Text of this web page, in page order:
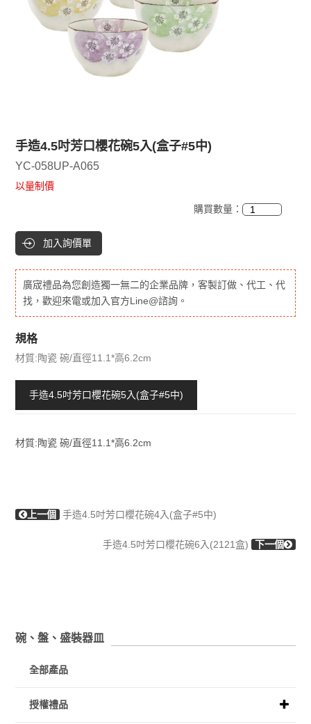
手造4.5吋芳口櫻花碗5入(盒子#5中)
YC-058UP-A065
以量制價
購買數量：
加入詢價單
廣宬禮品為您創造獨一無二的企業品牌，客製訂做、代工、代
找，歡迎來電或加入官方Line@諮詢。
規格
材質:陶瓷 碗/直徑11.1*高6.2cm
手造4.5吋芳口櫻花碗5入(盒子#5中)
材質:陶瓷 碗/直徑11.1*高6.2cm
上一個 手造4.5吋芳口櫻花碗4入(盒子#5中)
手造4.5吋芳口櫻花碗6入(2121盒) 下一個
碗、盤、盛裝器皿
全部產品
授權禮品